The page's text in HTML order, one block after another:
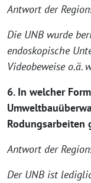
Antwort der
Die UNB wurde
endoskopische
Videobeweise o.ä.
6. In welcher
Rodungsarbeiten
Antwort der
Der UNB ist